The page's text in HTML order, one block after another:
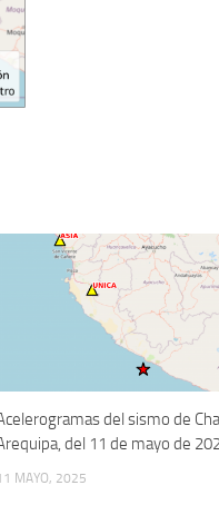
del sismo de
del 11 de mayo de
MAYO, 2025